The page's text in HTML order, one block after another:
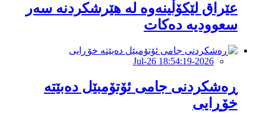
عێراق لێکۆڵینەوە لە هێرشکردنە سەر
سعوودیە دەکات
2026-Jul-26 18:54:19
ڕەشکردنی جامی ئۆتۆمبێل دەبێتە
خۆڕایی